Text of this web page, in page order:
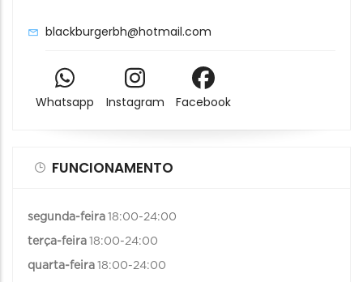
blackburgerbh@hotmail.com
Whatsapp Instagram Facebook
FUNCIONAMENTO
segunda-feira 18:00-24:00
terça-feira 18:00-24:00
quarta-feira 18:00-24:00